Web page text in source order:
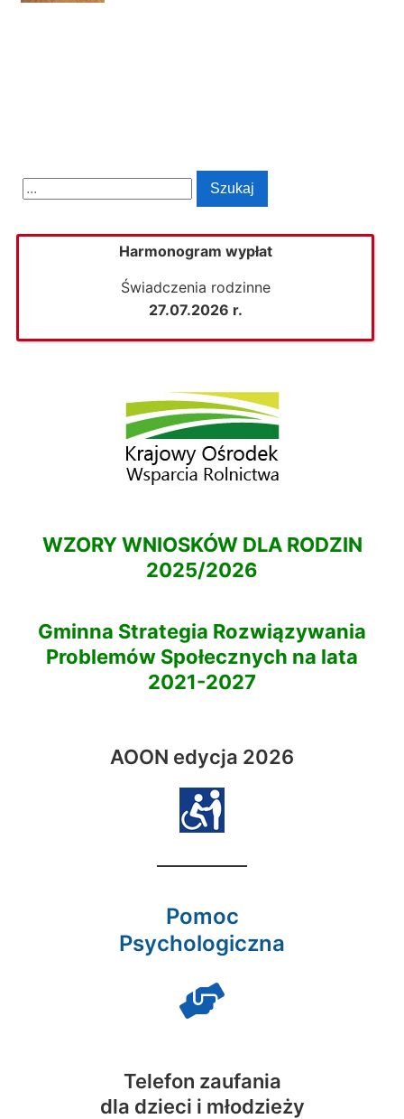
Search
for:
Szukaj
Harmonogram wypłat
Świadczenia rodzinne
27.07.2026 r.
WZORY WNIOSKÓW DLA RODZIN
2025/2026
Gminna Strategia Rozwiązywania
Problemów Społecznych na lata
2021-2027
AOON edycja 2026
Pomoc
Psychologiczna
Telefon zaufania
dla dzieci i młodzieży